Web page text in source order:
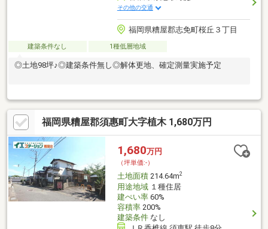
その他の交通
福岡県糟屋郡志免町桜丘３丁目
建築条件なし 1種低層地域
◎土地98坪♪◎建築条件無し◎解体更地、確定測量実施予定
福岡県糟屋郡須惠町大字植木 1,680万円
1,680万円
（坪単価:-）
土地面積214.64m2
用途地域１種住居
建ぺい率60%
容積率200%
建築条件なし